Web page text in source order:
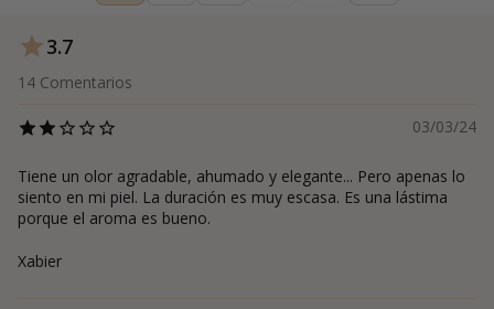
3.7
14 Comentarios
03/03/24
Tiene un olor agradable, ahumado y elegante... Pero apenas lo
siento en mi piel. La duración es muy escasa. Es una lástima
porque el aroma es bueno.
Xabier